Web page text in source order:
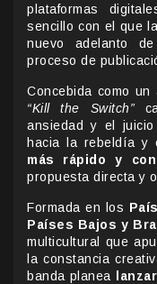
plataformas
sencillo con el que
nuevo adelanto
proceso de
Concebida como un
“Kill the Switch”
ansiedad y el
hacia la rebeldía y
más rápido y
propuesta directa y
Formada en los
Países Bajos y
multicultural que
la constancia
banda planea